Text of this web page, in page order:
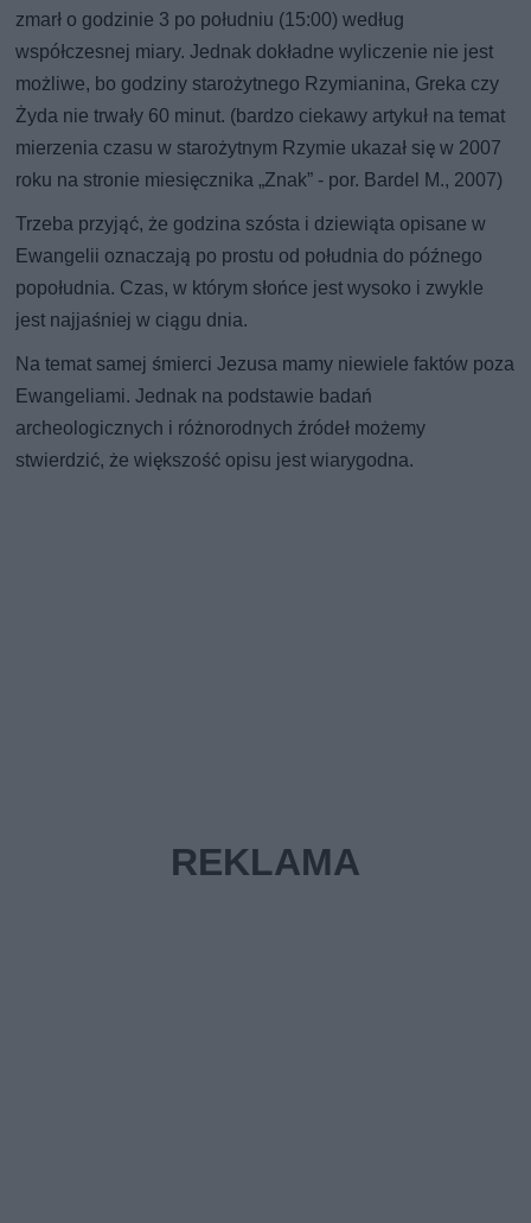
zmarł o godzinie 3 po południu (15:00) według
współczesnej miary. Jednak dokładne wyliczenie nie jest
możliwe, bo godziny starożytnego Rzymianina, Greka czy
Żyda nie trwały 60 minut. (bardzo ciekawy artykuł na temat
mierzenia czasu w starożytnym Rzymie ukazał się w 2007
roku na stronie miesięcznika „Znak” - por. Bardel M., 2007)
Trzeba przyjąć, że godzina szósta i dziewiąta opisane w
Ewangelii oznaczają po prostu od południa do późnego
popołudnia. Czas, w którym słońce jest wysoko i zwykle
jest najjaśniej w ciągu dnia.
Na temat samej śmierci Jezusa mamy niewiele faktów poza
Ewangeliami. Jednak na podstawie badań
archeologicznych i różnorodnych źródeł możemy
stwierdzić, że większość opisu jest wiarygodna.